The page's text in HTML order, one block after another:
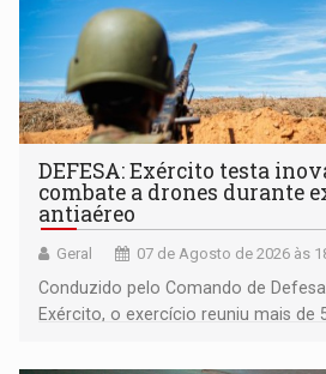
DEFESA: Exército testa
combate a drones durante
antiaéreo
Geral 07 de Agosto de 2026 às
Conduzido pelo Comando de
Exército, o exercício reuniu mais de